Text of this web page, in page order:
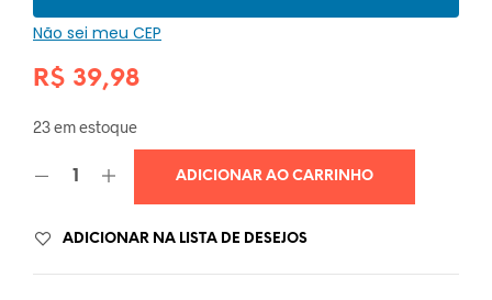
Não sei meu CEP
R$ 39,98
23 em estoque
ADICIONAR AO CARRINHO
ADICIONAR NA LISTA DE DESEJOS